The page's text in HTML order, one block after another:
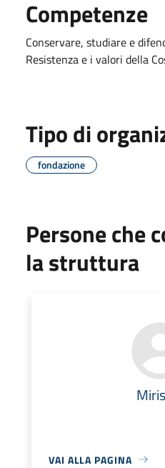
Competenze
Conservare, studiare e
Resistenza e i valori della
Tipo di
fondazione
Persone che
la struttura
VAI ALLA PAGINA